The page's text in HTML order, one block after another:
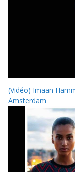
(Vidéo) Imaan
Amsterdam